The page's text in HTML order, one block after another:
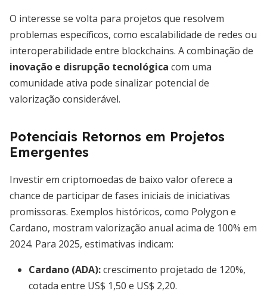
O interesse se volta para projetos que resolvem
problemas específicos, como escalabilidade de redes ou
interoperabilidade entre blockchains. A combinação de
inovação e disrupção tecnológica com uma
comunidade ativa pode sinalizar potencial de
valorização considerável.
Potenciais Retornos em Projetos
Emergentes
Investir em criptomoedas de baixo valor oferece a
chance de participar de fases iniciais de iniciativas
promissoras. Exemplos históricos, como Polygon e
Cardano, mostram valorização anual acima de 100% em
2024. Para 2025, estimativas indicam:
Cardano (ADA):crescimento projetado de 120%,
cotada entre US$ 1,50 e US$ 2,20.